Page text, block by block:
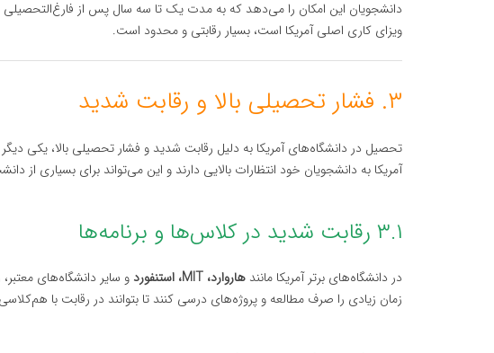
دانشجویان این امکان را می‌دهد که به مدت یک تا سه سال پس از فارغ‌التحصیلی در
ویزای کاری اصلی آمریکا است، بسیار رقابتی و محدود است.
۳. فشار تحصیلی بالا و رقابت شدید
تحصیل در دانشگاه‌های آمریکا به دلیل رقابت شدید و فشار تحصیلی بالا، یکی
آمریکا به دانشجویان خود انتظارات بالایی دارند و این می‌تواند برای بسیاری از
۳.۱ رقابت شدید در کلاس‌ها و برنامه‌ها
در دانشگاه‌های برتر آمریکا مانند هاروارد، MIT، استنفورد
و سایر دانشگاه‌های
زمان زیادی را صرف مطالعه و پروژه‌های درسی کنند تا بتوانند در رقابت با